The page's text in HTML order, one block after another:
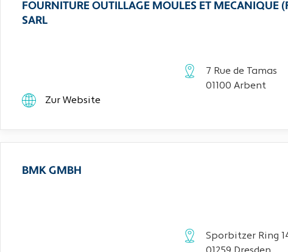
FOURNITURE OUTILLAGE MOULES ET MECANIQUE
SARL
7 Rue de Tamas
01100 Arbent
Zur Website
BMK GMBH
Sporbitzer Ring